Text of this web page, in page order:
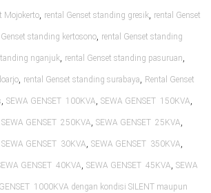
Mojokerto, rental Genset standing gresik, rental Genset
standing kertosono, rental Genset standing
nganjuk, rental Genset standing pasuruan,
, rental Genset standing surabaya, Rental Genset
, SEWA GENSET 100KVA, SEWA GENSET 150KVA,
SEWA GENSET 250KVA, SEWA GENSET 25KVA,
SEWA GENSET 30KVA, SEWA GENSET 350KVA,
GENSET 40KVA, SEWA GENSET 45KVA, SEWA
1000KVA dengan kondisi SILENT maupun